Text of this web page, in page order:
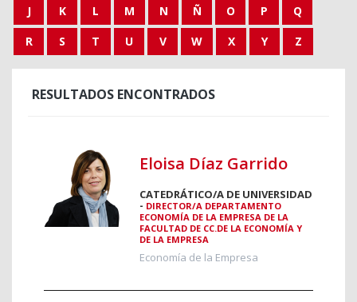
J
K L M N Ñ O P
Q
R
S T U V W X Y Z
RESULTADOS ENCONTRADOS
Eloisa Díaz Garrido
CATEDRÁTICO/A DE UNIVERSIDAD
- DIRECTOR/A DEPARTAMENTO
ECONOMÍA DE LA EMPRESA DE LA
FACULTAD DE CC.DE LA ECONOMÍA Y
DE LA EMPRESA
Economía de la Empresa